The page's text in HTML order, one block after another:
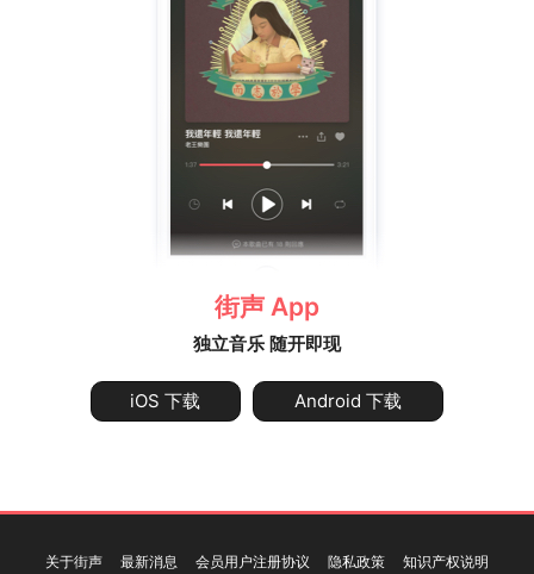
街声 App
独立音乐 随开即现
iOS 下载 Android 下载
关于街声 最新消息 会员用户注册协议 隐私政策 知识产权说明